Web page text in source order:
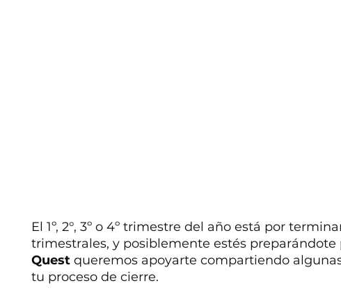
El 1º, 2°, 3º o 4º trimestre del año está por
trimestrales, y posiblemente estés preparándote
Quest queremos apoyarte compartiendo
tu proceso de cierre.